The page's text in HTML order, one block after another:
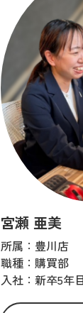
宮瀬 亜美
所属：豊川店
職種：購買部
入社：新卒5年